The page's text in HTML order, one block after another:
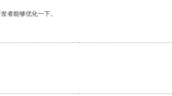
者能够优化一下。